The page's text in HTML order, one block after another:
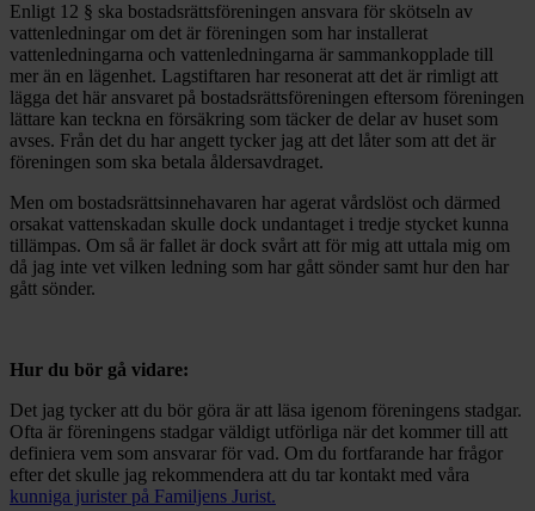
Enligt 12 § ska bostadsrättsföreningen ansvara för skötseln av
vattenledningar om det är föreningen som har installerat
vattenledningarna och vattenledningarna är sammankopplade till
mer än en lägenhet. Lagstiftaren har resonerat att det är rimligt att
lägga det här ansvaret på bostadsrättsföreningen eftersom föreningen
lättare kan teckna en försäkring som täcker de delar av huset som
avses. Från det du har angett tycker jag att det låter som att det är
föreningen som ska betala åldersavdraget.
Men om bostadsrättsinnehavaren har agerat vårdslöst och därmed
orsakat vattenskadan skulle dock undantaget i tredje stycket kunna
tillämpas. Om så är fallet är dock svårt att för mig att uttala mig om
då jag inte vet vilken ledning som har gått sönder samt hur den har
gått sönder.
Hur du bör gå vidare:
Det jag tycker att du bör göra är att läsa igenom föreningens stadgar.
Ofta är föreningens stadgar väldigt utförliga när det kommer till att
definiera vem som ansvarar för vad. Om du fortfarande har frågor
efter det skulle jag rekommendera att du tar kontakt med våra
kunniga jurister på Familjens Jurist.